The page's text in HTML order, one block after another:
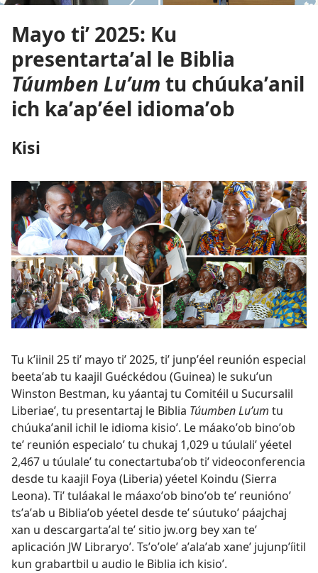
Mayo tiʼ 2025: Ku
presentartaʼal le Biblia
Túumben Luʼum tu chúukaʼanil
ich kaʼapʼéel idiomaʼob
Kisi
Tu kʼiinil 25 tiʼ mayo tiʼ 2025, tiʼ junpʼéel reunión especial
beetaʼab tu kaajil Guéckédou (Guinea) le sukuʼun
Winston Bestman, ku yáantaj tu Comitéil u Sucursalil
Liberiaeʼ, tu presentartaj le Biblia Túumben Luʼum tu
chúukaʼanil ichil le idioma kisioʼ. Le máakoʼob binoʼob
teʼ reunión especialoʼ tu chukaj 1,029 u túulaliʼ yéetel
2,467 u túulaleʼ tu conectartubaʼob tiʼ videoconferencia
desde tu kaajil Foya (Liberia) yéetel Koindu (Sierra
Leona). Tiʼ tuláakal le máaxoʼob binoʼob teʼ reuniónoʼ
tsʼaʼab u Bibliaʼob yéetel desde teʼ súutukoʼ páajchaj
xan u descargartaʼal teʼ sitio jw.org bey xan teʼ
aplicación JW Libraryoʼ. Tsʼoʼoleʼ aʼalaʼab xaneʼ jujunpʼíitil
kun grabartbil u audio le Biblia ich kisioʼ.